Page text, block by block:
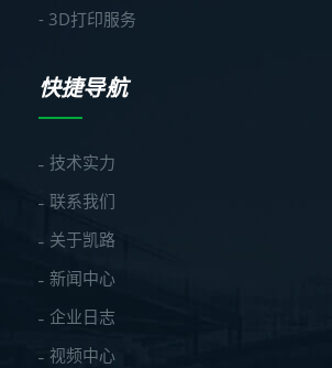
- 3D打印服务
快捷导航
技术实力
联系我们
关于凯路
新闻中心
企业日志
视频中心